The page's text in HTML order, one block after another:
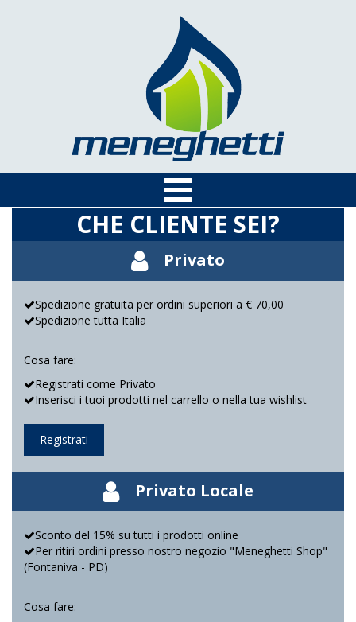
CHE CLIENTE SEI?
Privato
Spedizione gratuita per ordini superiori a € 70,00
Spedizione tutta Italia
Cosa fare:
Registrati come Privato
Inserisci i tuoi prodotti nel carrello o nella tua wishlist
Registrati
Privato Locale
Sconto del 15% su tutti i prodotti online
Per ritiri ordini presso nostro negozio "Meneghetti Shop"
(Fontaniva - PD)
Cosa fare: